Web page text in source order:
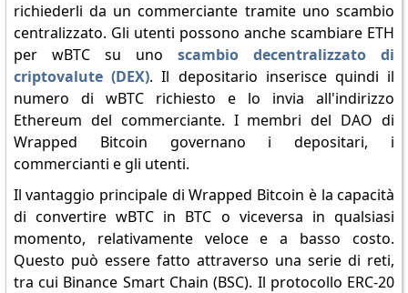
richiederli da un commerciante tramite uno scambio
centralizzato. Gli utenti possono anche scambiare ETH
per wBTC su unoscambio decentralizzato di
criptovalute (DEX). Il depositario inserisce quindi il
numero di wBTC richiesto e lo invia all'indirizzo
Ethereum del commerciante. I membri del DAO di
Wrapped Bitcoin governano i depositari, i
commercianti e gli utenti.
Il vantaggio principale di Wrapped Bitcoin è la capacità
di convertire wBTC in BTC o viceversa in qualsiasi
momento, relativamente veloce e a basso costo.
Questo può essere fatto attraverso una serie di reti,
tra cui Binance Smart Chain (BSC). Il protocollo ERC-20